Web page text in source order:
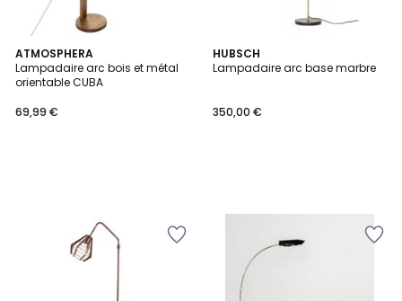
ATMOSPHERA
Lampadaire arc bois et métal
orientable CUBA
69,99 €
HUBSCH
Lampadaire arc base marbre
350,00 €